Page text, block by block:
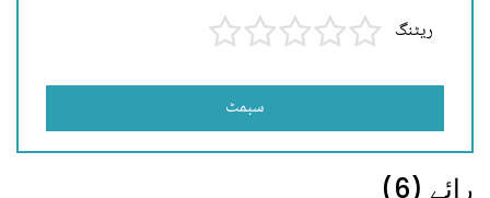
ریٹنگ
سبمٹ
رائے (6)